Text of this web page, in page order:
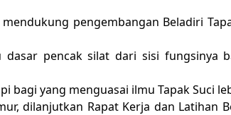
pengembangan Beladiri
pencak silat dari sisi fungsinya
bagi yang menguasai ilmu Tapak Suci
dilanjutkan Rapat Kerja dan